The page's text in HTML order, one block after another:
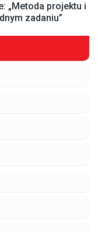
„Metoda projektu i
zadaniu”